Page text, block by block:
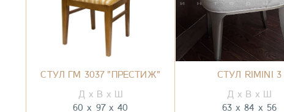
СТУЛ ГМ 3037 "ПРЕСТИЖ"
60 97 40
СТУЛ RIMINI 3
63 84 56